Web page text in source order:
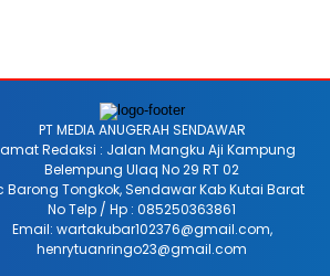
PT MEDIA ANUGERAH SENDAWAR
Redaksi : Jalan Mangku Aji Kampung
Belempung Ulaq No 29 RT 02
Barong Tongkok, Sendawar Kab Kutai Barat
No Telp / Hp : 085250363861
Email: wartakubar102376@gmail.com,
henrytuanringo23@gmail.com